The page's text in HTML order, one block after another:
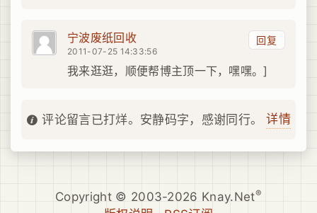
回复
宁波废纸回收
2011-07-25 14:33:56
我来逛逛，顺便帮博主顶一下，嘿嘿。]
评论留言已打烊。安静码字，感谢同行。 详情
Copyright © 2003-2026 Knay.Net®